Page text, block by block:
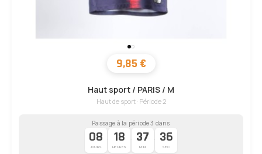
9,85 €
Haut sport / PARIS / M
Haut de sport · Période 2
Passage à la période 3 dans
08
JOURS
18
HEURES
37
MIN
35
SEC